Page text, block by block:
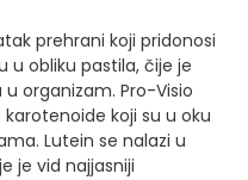
prehrani koji pridonosi
u obliku pastila, čije je
u organizam. Pro-Visio
karotenoide koji su u oku
Lutein se nalazi u
je vid najjasniji